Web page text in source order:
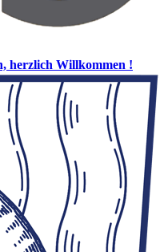
herzlich Willkommen !